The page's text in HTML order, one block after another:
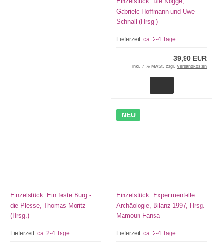
Gabriele Hoffmann und Uwe
Schnall (Hrsg.)
Lieferzeit: ca. 2-4 Tage
39,90 EUR
inkl. 7 % MwSt. zzgl. Versandkosten
Einzelstück: Ein feste Burg -
die Plesse, Thomas Moritz
(Hrsg.)
Lieferzeit: ca. 2-4 Tage
NEU
Einzelstück: Experimentelle
Archäologie, Bilanz 1997, Hrsg.
Mamoun Fansa
Lieferzeit: ca. 2-4 Tage